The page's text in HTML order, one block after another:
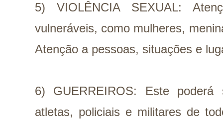
5) VIOLÊNCIA SEXUAL:
vulneráveis, como mulheres,
Atenção a pessoas, situações e
6) GUERREIROS: Este
atletas, policiais e militares de